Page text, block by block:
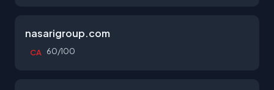
nasarigroup.com
CA 60/100